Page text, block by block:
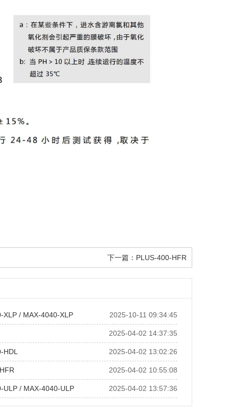
下一篇： PLUS-400-HFR
2025-10-11 09:34:45
XLP / MAX-4040-XLP
2025-04-02 14:37:35
2025-04-02 13:02:26
HDL
2025-04-02 10:55:08
2025-04-02 13:57:36
ULP / MAX-4040-ULP